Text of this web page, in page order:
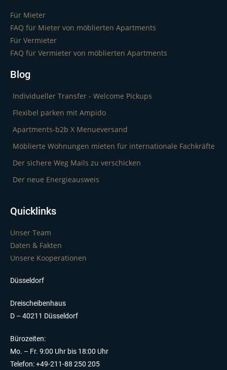
Für Mieter
FAQ für Mieter von möblierten Apartments
Für Vermieter
FAQ für Vermieter von möblierten Apartments
Blog
Individueller Transfer - Welcome Pickups
Flexibel parken mit Ampido
Apartments-b2b X Menueversand
Möblierte Wohnungen mieten für internationale Fachkräfte
Der sichere Weg Mails zu verschicken
Der neue Energieausweis
Quicklinks
Unser Team
Daten & Fakten
Unsere Kooperationen
Düsseldorf
Dreischeibenhaus
D – 40211 Düsseldorf
Bürozeiten:
Mo. – Fr. 9:00 Uhr bis 18:00 Uhr
Telefon: +49-211-88 250 205